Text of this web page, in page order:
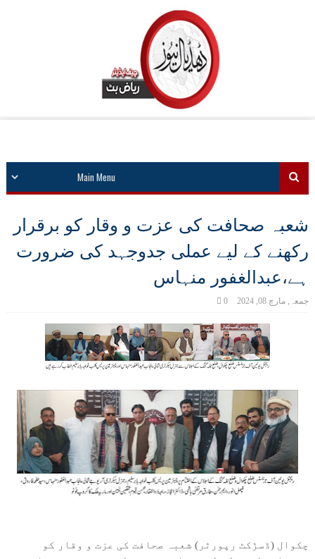
شعبہ صحافت کی عزت و وقار کو برقرار
رکھنے کے لیے عملی جدوجہد کی ضرورت
ہے،عبدالغفور منہاس
جمعہ, مارچ 08, 2024 0
چکوال (ڈسڑکٹ رپورٹر) شعبہ صحافت کی عزت و وقار کو